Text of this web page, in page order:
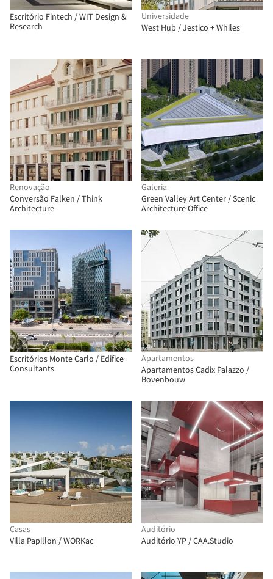
Escritório Fintech / WIT Design &
Research
Universidade
West Hub / Jestico + Whiles
Renovação
Conversão Falken / Think
Architecture
Galeria
Green Valley Art Center / Scenic
Architecture Office
Escritórios Monte Carlo / Edifice
Consultants
Apartamentos
Apartamentos Cadix Palazzo /
Bovenbouw
Casas
Villa Papillon / WORKac
Auditório
Auditório YP / CAA.Studio